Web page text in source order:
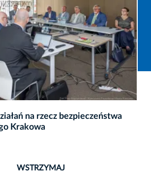
na rzecz bezpieczeństwa
Krakowa
WSTRZYMAJ